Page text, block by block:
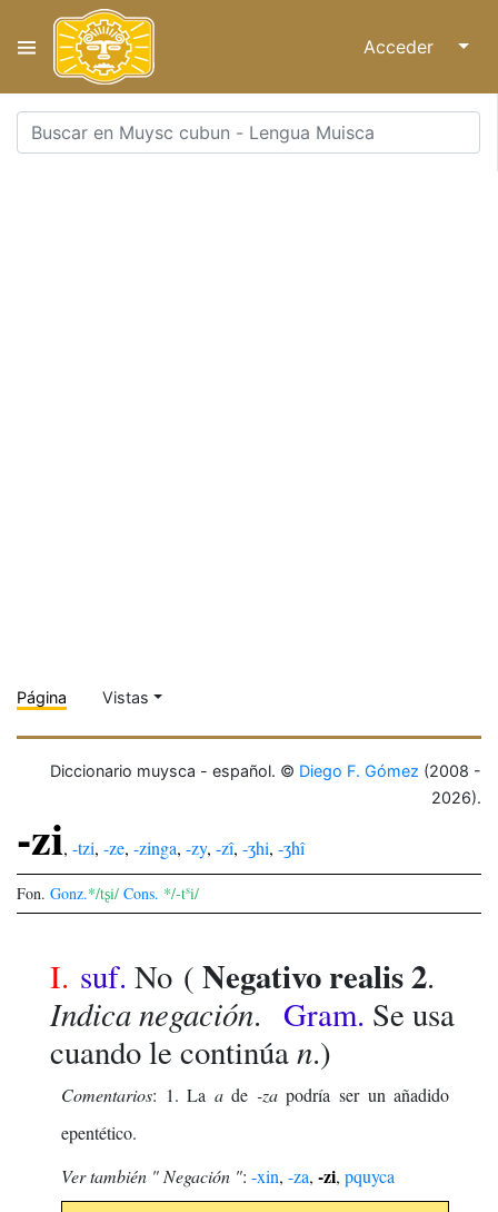
Acceder ↓
Página Vistas
Diccionario muysca - español. © Diego F. Gómez (2008 -
2026).
-zi, -tzi, -ze, -zinga, -zy, -zî, -ʒhi, -ʒhî
Fon. Gonz.*/tʂi/ Cons. */-tsi/
I. suf. No ( Negativo realis 2.
Indica negación. Gram. Se usa
cuando le continúan.)
Comentarios: 1. La ade -zapodría ser un añadido
epentético.
Ver también " Negación ": -xin, -za, -zi, pquyca